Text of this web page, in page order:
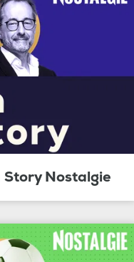
Story Nostalgie